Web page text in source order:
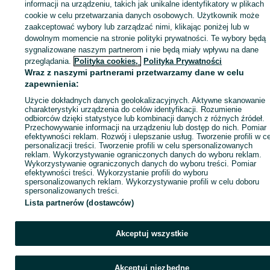
Zaloguj się lub załóż konto na OLX, aby skontaktować się z
sprzedającym
Zaloguj się / Załóż konto
informacji na urządzeniu, takich jak unikalne identyfikatory w plikach
cookie w celu przetwarzania danych osobowych. Użytkownik może
zaakceptować wybory lub zarządzać nimi, klikając poniżej lub w
dowolnym momencie na stronie polityki prywatności. Te wybory będą
sygnalizowane naszym partnerom i nie będą miały wpływu na dane
przeglądania. Polityka cookies, Polityka Prywatności
Wraz z naszymi partnerami przetwarzamy dane w celu
zapewnienia:
Użycie dokładnych danych geolokalizacyjnych. Aktywne skanowanie
charakterystyki urządzenia do celów identyfikacji. Rozumienie
odbiorców dzięki statystyce lub kombinacji danych z różnych źródeł.
Przechowywanie informacji na urządzeniu lub dostęp do nich. Pomiar
efektywności reklam. Rozwój i ulepszanie usług. Tworzenie profili w
personalizacji treści. Tworzenie profili w celu spersonalizowanych
reklam. Wykorzystywanie ograniczonych danych do wyboru reklam.
Wykorzystywanie ograniczonych danych do wyboru treści. Pomiar
efektywności treści. Wykorzystanie profili do wyboru
spersonalizowanych reklam. Wykorzystywanie profili w celu doboru
spersonalizowanych treści.
Lista partnerów (dostawców)
Akceptuj wszystkie
Akceptuj niezbędne